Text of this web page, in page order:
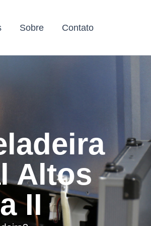
Sobre Contato
Altos
II